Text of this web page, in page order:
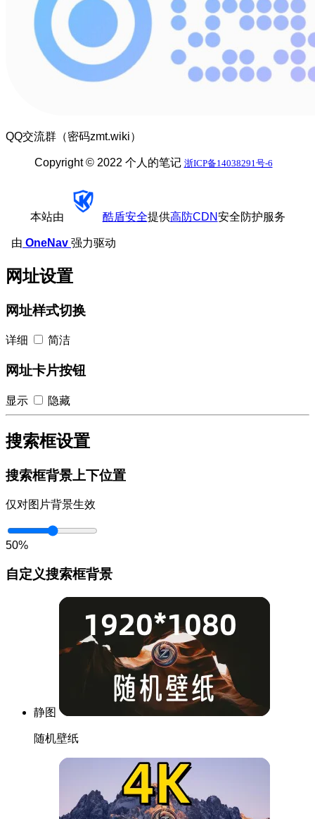
QQ交流群（密码zmt.wiki）
Copyright © 2022 个人的笔记 浙ICP备14038291号-6
本站由 酷盾安全提供高防CDN安全防护服务
由 OneNav 强力驱动
网址设置
网址样式切换
详细 简洁
网址卡片按钮
显示 隐藏
搜索框设置
搜索框背景上下位置
仅对图片背景生效
50%
自定义搜索框背景
静图
随机壁纸